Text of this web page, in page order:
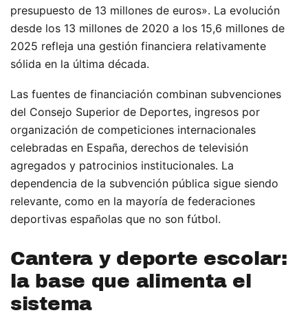
presupuesto de 13 millones de euros». La evolución
desde los 13 millones de 2020 a los 15,6 millones de
2025 refleja una gestión financiera relativamente
sólida en la última década.
Las fuentes de financiación combinan subvenciones
del Consejo Superior de Deportes, ingresos por
organización de competiciones internacionales
celebradas en España, derechos de televisión
agregados y patrocinios institucionales. La
dependencia de la subvención pública sigue siendo
relevante, como en la mayoría de federaciones
deportivas españolas que no son fútbol.
Cantera y deporte escolar:
la base que alimenta el
sistema